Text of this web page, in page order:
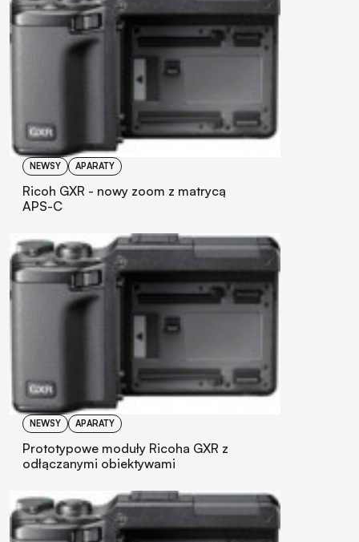
NEWSY APARATY
Ricoh GXR - nowy zoom z matrycą
APS-C
NEWSY APARATY
Prototypowe moduły Ricoha GXR z
odłączanymi obiektywami